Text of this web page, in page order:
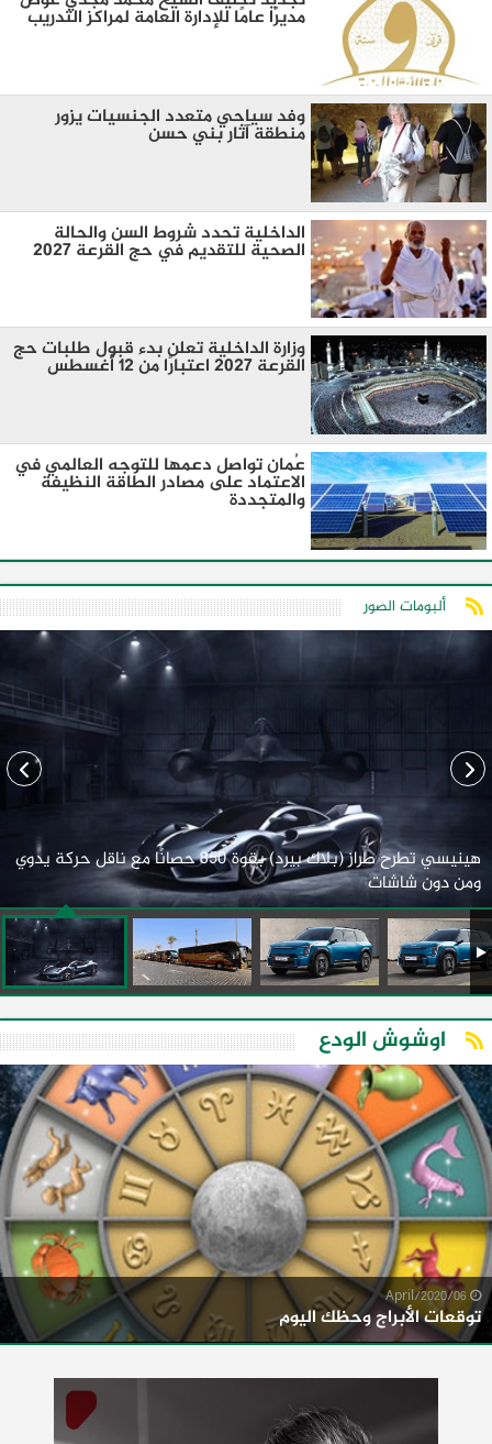
مديرًا عامًا للإدارة العامة لمراكز التدريب
وفد سياحي متعدد الجنسيات يزور
منطقة آثار بني حسن
الداخلية تحدد شروط السن والحالة
الصحية للتقديم في حج القرعة 2027
وزارة الداخلية تعلن بدء قبول طلبات حج
القرعة 2027 اعتبارًا من 12 أغسطس
عُمان تواصل دعمها للتوجه العالمي في
الاعتماد على مصادر الطاقة النظيفة
والمتجددة
ألبومات الصور
هينيسي تطرح طراز (بلاك بيرد) بقوة 850 حصانًا مع ناقل حركة يدوي
ومن دون شاشات
اوشوش الودع
توقعات الأبراج وحظك اليوم